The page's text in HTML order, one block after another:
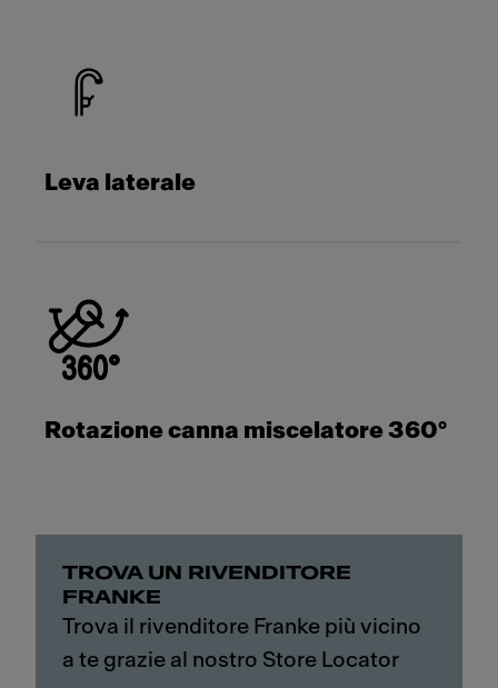
Leva laterale
Rotazione canna miscelatore 360°
TROVA UN RIVENDITORE
FRANKE
Trova il rivenditore Franke più vicino
a te grazie al nostro Store Locator